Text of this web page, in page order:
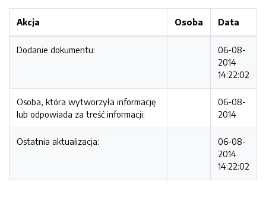
Akcja Osoba Data
Dodanie dokumentu:
06-08-
2014
14:22:02
Osoba, która wytworzyła informację
lub odpowiada za treść informacji:
06-08-
2014
Ostatnia aktualizacja:
06-08-
2014
14:22:02